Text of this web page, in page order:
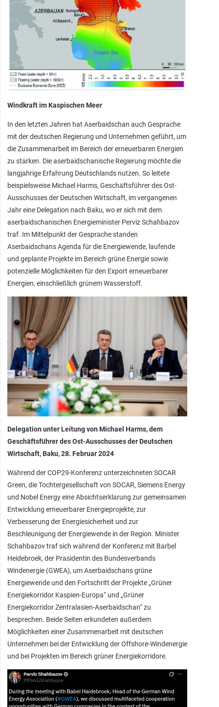
Windkraft im Kaspischen Meer
In den letzten Jahren hat Aserbaidschan auch Gespräche
mit der deutschen Regierung und Unternehmen geführt, um
die Zusammenarbeit im Bereich der erneuerbaren Energien
zu stärken. Die aserbaidschanische Regierung möchte die
langjährige Erfahrung Deutschlands nutzen. So leitete
beispielsweise Michael Harms, Geschäftsführer des Ost-
Ausschusses der Deutschen Wirtschaft, im vergangenen
Jahr eine Delegation nach Baku, wo er sich mit dem
aserbaidschanischen Energieminister Perviz Schahbazov
traf. Im Mittelpunkt der Gespräche standen
Aserbaidschans Agenda für die Energiewende, laufende
und geplante Projekte im Bereich grüne Energie sowie
potenzielle Möglichkeiten für den Export erneuerbarer
Energien, einschließlich grünem Wasserstoff.
Delegation unter Leitung von Michael Harms, dem
Geschäftsführer des Ost-Ausschusses der Deutschen
Wirtschaft, Baku, 28. Februar 2024
Während der COP29-Konferenz unterzeichneten SOCAR
Green, die Tochtergesellschaft von SOCAR, Siemens Energy
und Nobel Energy eine Absichtserklärung zur gemeinsamen
Entwicklung erneuerbarer Energieprojekte, zur
Verbesserung der Energiesicherheit und zur
Beschleunigung der Energiewende in der Region. Minister
Schahbazov traf sich während der Konferenz mit Bärbel
Heidebroek, der Präsidentin des Bundesverbands
Windenergie (GWEA), um Aserbaidschans grüne
Energiewende und den Fortschritt der Projekte „Grüner
Energiekorridor Kaspien-Europa“ und „Grüner
Energiekorridor Zentralasien-Aserbaidschan“ zu
besprechen. Beide Seiten erkundeten außerdem
Möglichkeiten einer Zusammenarbeit mit deutschen
Unternehmen bei der Entwicklung der Offshore-Windenergie
und bei Projekten im Bereich grüner Energiekorridore.